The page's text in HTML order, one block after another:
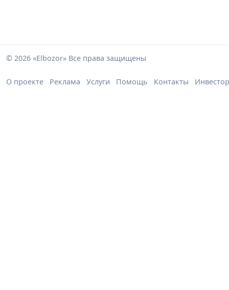
© 2026 «Elbozor» Все права защищены
О проекте Реклама Услуги Помощь Контакты